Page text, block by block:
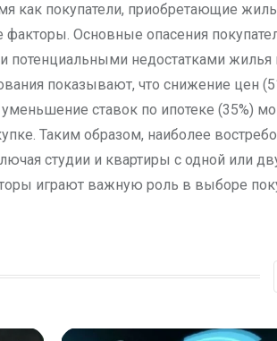
как покупатели, приобретающие
Основные опасения
потенциальными недостатками жилья
показывают, что снижение цен
ставок по ипотеке (35%)
Таким образом, наиболее
студии и квартиры с одной или
играют важную роль в выборе